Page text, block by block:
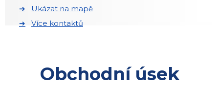
Ukázat na mapě
Více kontaktů
Obchodní úsek